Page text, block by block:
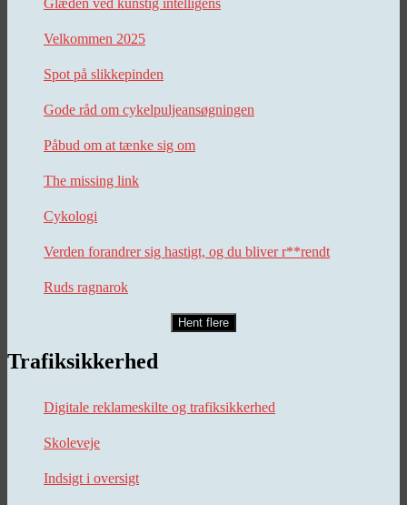
Velkommen 2025
Spot på slikkepinden
Gode råd om cykelpuljeansøgningen
Påbud om at tænke sig om
The missing link
Cykologi
Verden forandrer sig hastigt, og du bliver r**rendt
Ruds ragnarok
Hent flere
Trafiksikkerhed
Digitale reklameskilte og trafiksikkerhed
Skoleveje
Indsigt i oversigt